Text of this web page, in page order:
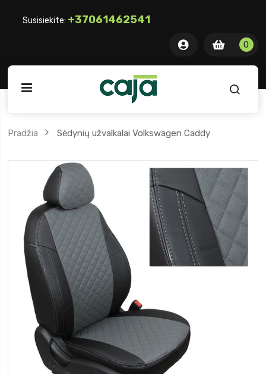
Susisiekite: +37061462541
0 item
00
Pradžia Sėdynių užvalkalai Volkswagen Caddy